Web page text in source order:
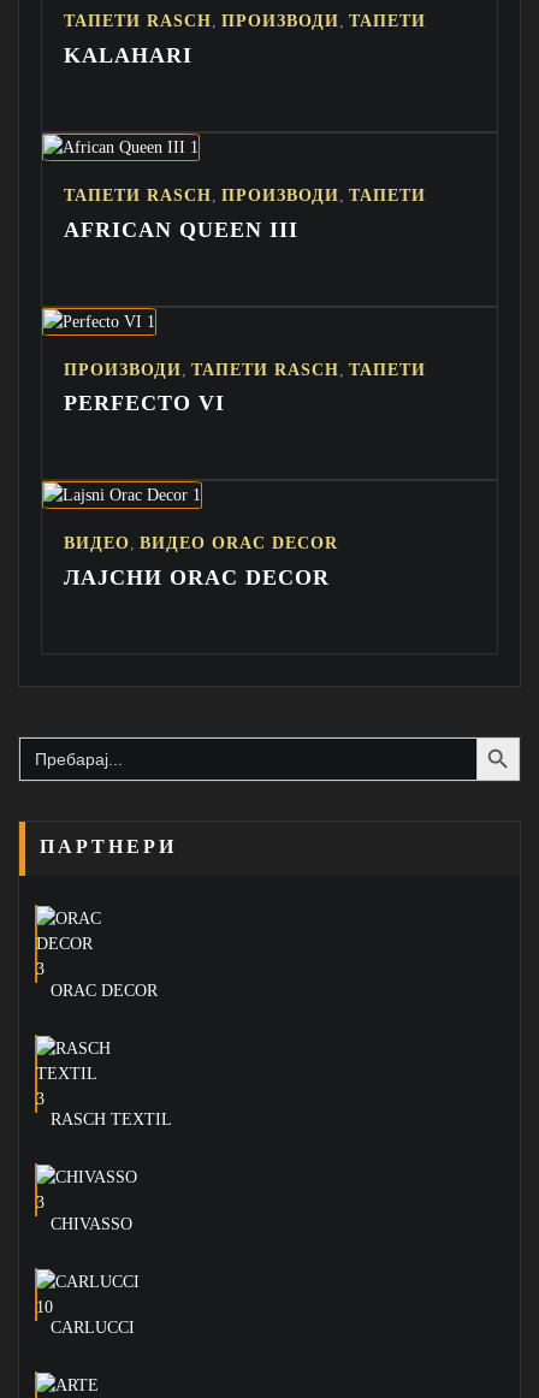
ТАПЕТИ RASCH ПРОИЗВОДИ ТАПЕТИ
KALAHARI
ТАПЕТИ RASCH ПРОИЗВОДИ ТАПЕТИ
AFRICAN QUEEN III
ПРОИЗВОДИ ТАПЕТИ RASCH ТАПЕТИ
PERFECTO VI
ВИДЕО ВИДЕО ORAC DECOR
ЛАЈСНИ ORAC DECOR
Search
for:
Search Button
ПАРТНЕРИ
ORAC DECOR
RASCH TEXTIL
CHIVASSO
CARLUCCI